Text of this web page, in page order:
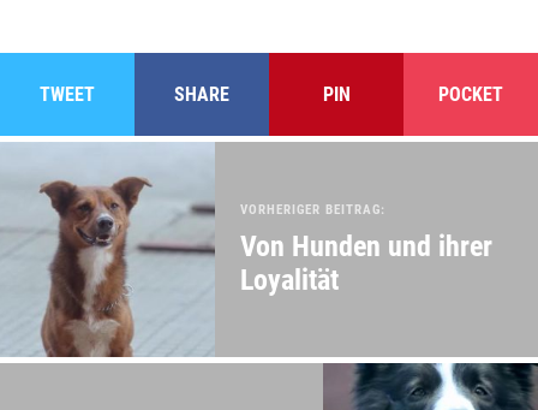
TWEET SHARE PIN POCKET
VORHERIGER BEITRAG:
Von Hunden und ihrer
Loyalität